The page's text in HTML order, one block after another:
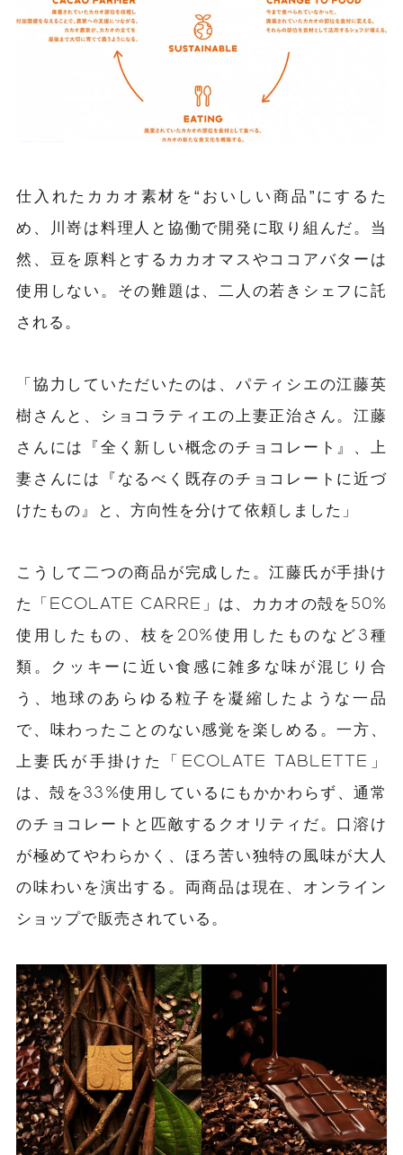
仕入れたカカオ素材を“おいしい商品”にするた
め、川嵜は料理人と協働で開発に取り組んだ。当
然、豆を原料とするカカオマスやココアバターは
使用しない。その難題は、二人の若きシェフに託
される。
「協力していただいたのは、パティシエの江藤英
樹さんと、ショコラティエの上妻正治さん。江藤
さんには『全く新しい概念のチョコレート』、上
妻さんには『なるべく既存のチョコレートに近づ
けたもの』と、方向性を分けて依頼しました」
こうして二つの商品が完成した。江藤氏が手掛け
た「ECOLATE CARRE」は、カカオの殻を50%
使用したもの、枝を20%使用したものなど3種
類。クッキーに近い食感に雑多な味が混じり合
う、地球のあらゆる粒子を凝縮したような一品
で、味わったことのない感覚を楽しめる。一方、
上妻氏が手掛けた「ECOLATE TABLETTE」
は、殻を33%使用しているにもかかわらず、通常
のチョコレートと匹敵するクオリティだ。口溶け
が極めてやわらかく、ほろ苦い独特の風味が大人
の味わいを演出する。両商品は現在、オンライン
ショップで販売されている。